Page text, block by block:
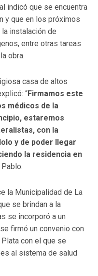
indicó que se encuentra
y que en los próximos
instalación de
entre otras tareas
obra.
casa de altos
“Firmamos este
médicos de la
estaremos
con la
y de poder llegar
la residencia en
Pablo.
la Municipalidad de La
se brindan a la
se incorporó a un
firmó un convenio con
con el que se
al sistema de salud